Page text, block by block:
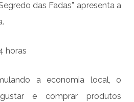
das Fadas” apresenta a
horas
a economia local, o
e comprar produtos